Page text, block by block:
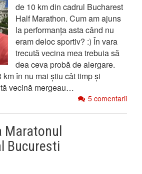
de 10 km din cadrul Bucharest
Half Marathon. Cum am ajuns
la performanța asta când nu
eram deloc sportiv? :) În vara
trecută vecina mea trebuia să
dea ceva probă de alergare.
în nu mai știu cât timp și
vecină mergeau…
5 comentarii
Maratonul
Bucuresti